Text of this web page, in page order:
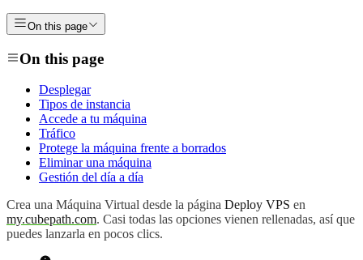
On this page
On this page
Desplegar
Tipos de instancia
Accede a tu máquina
Tráfico
Protege la máquina frente a borrados
Eliminar una máquina
Gestión del día a día
Crea una Máquina Virtual desde la página Deploy VPS en
my.cubepath.com. Casi todas las opciones vienen rellenadas, así que
puedes lanzarla en pocos clics.